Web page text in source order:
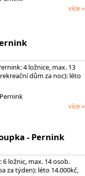
více »
4 ložnice, max. 13
dům za noc): léto
více »
- Pernink
ložnic, max. 14 osob.
za týden): léto 14.000kč,